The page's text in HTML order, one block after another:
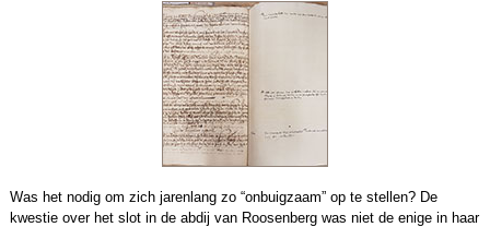
Was het nodig om zich jarenlang zo “onbuigzaam” op te stellen? De
kwestie over het slot in de abdij van Roosenberg was niet de enige in haar